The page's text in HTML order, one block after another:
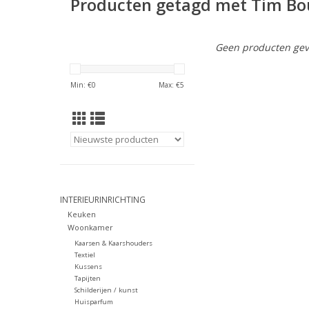
Producten getagd met Tim
Min: €0 Max: €5
INTERIEURINRICHTING
Keuken
Woonkamer
Kaarsen & Kaarshouders
Textiel
Kussens
Tapijten
Schilderijen / kunst
Huisparfum
Geen producten